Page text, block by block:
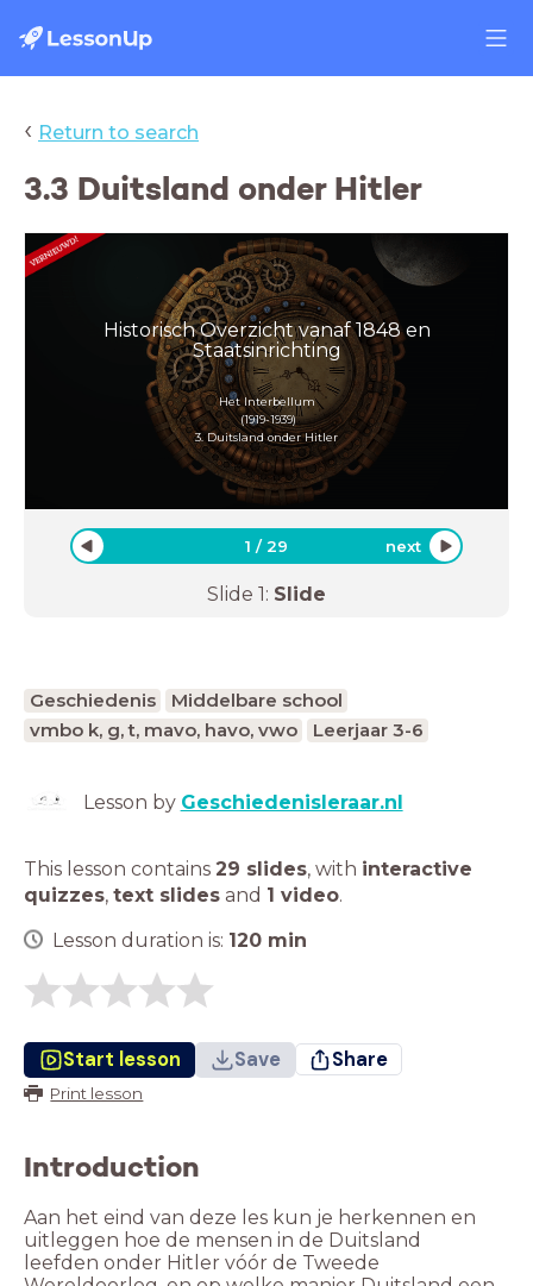
‹ Return to search
3.3 Duitsland onder Hitler
Historisch Overzicht vanaf 1848 en
Staatsinrichting
Het Interbellum
(1919-1939)
3. Duitsland onder Hitler
1 /29 next
Slide 1: Slide
Geschiedenis
Middelbare school
vmbo k, g, t, mavo, havo, vwo
Leerjaar 3-6
Lesson by Geschiedenisleraar.nl
This lesson contains 29 slides, with interactive
quizzes, text slides and 1 video.
Lesson duration is: 120 min
Start lesson Save Share
Print lesson
Introduction
Aan het eind van deze les kun je herkennen en
uitleggen hoe de mensen in de Duitsland
leefden onder Hitler vóór de Tweede